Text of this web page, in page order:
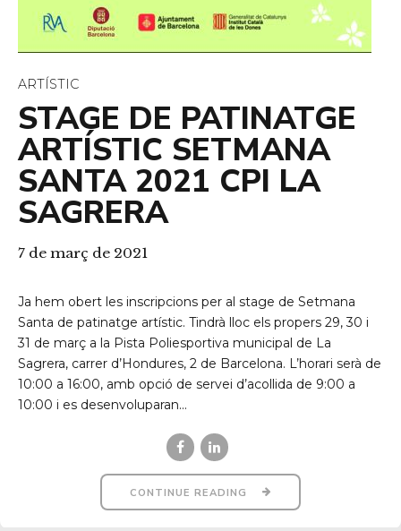
ARTÍSTIC
STAGE DE PATINATGE
ARTÍSTIC SETMANA
SANTA 2021 CPI LA
SAGRERA
7 de març de 2021
Ja hem obert les inscripcions per al stage de Setmana
Santa de patinatge artístic. Tindrà lloc els propers 29, 30 i
31 de març a la Pista Poliesportiva municipal de La
Sagrera, carrer d’Hondures, 2 de Barcelona. L’horari serà de
10:00 a 16:00, amb opció de servei d’acollida de 9:00 a
10:00 i es desenvoluparan...
CONTINUE READING